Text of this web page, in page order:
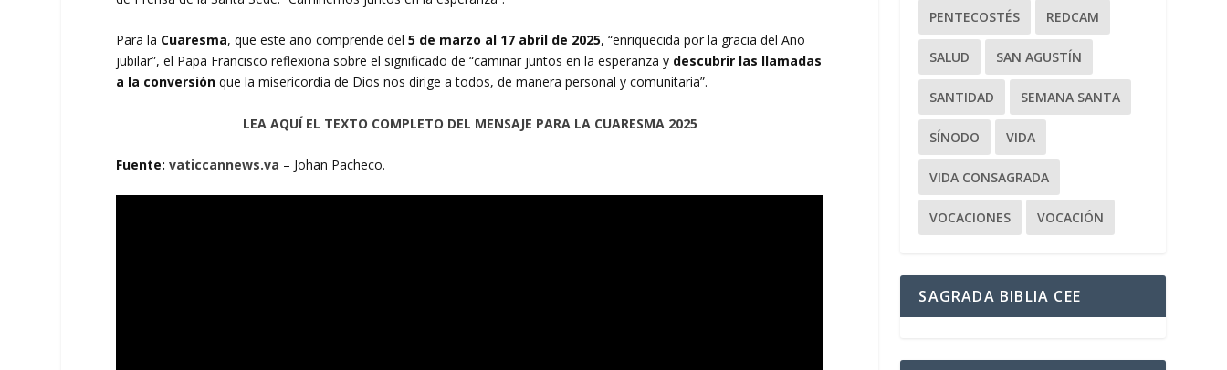
Para la Cuaresma, que este año comprende del5 de marzo al 17 abril de 2025, “enriquecida por la gracia del Año
jubilar”, el Papa Francisco reflexiona sobre el significado de “caminar juntos en la esperanza y descubrir las llamadas
a la conversiónque la misericordia de Dios nos dirige a todos, de manera personal y comunitaria”.
LEA AQUÍ EL TEXTO COMPLETO DEL MENSAJE PARA LA CUARESMA 2025
Fuente:vaticcannews.va – Johan Pacheco.
PENTECOSTÉS REDCAM
SALUD SAN AGUSTÍN
SANTIDAD SEMANA SANTA
SÍNODO VIDA
VIDA CONSAGRADA
VOCACIONES VOCACIÓN
SAGRADA BIBLIA CEE